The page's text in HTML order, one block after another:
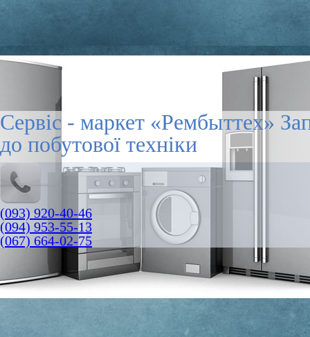
Сервіс - маркет «Рембыттех»
до побутової техніки
(093) 920-40-46
(094) 953-55-13
(067) 664-02-75